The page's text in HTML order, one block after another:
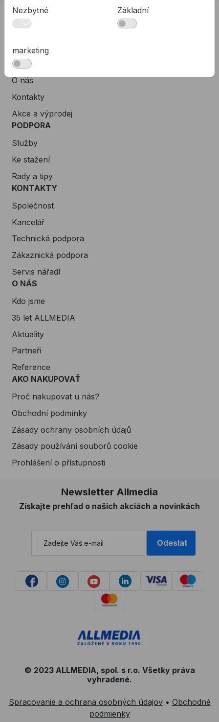
PRODUKTY
Produkty
Podpora
Řešení
O nás
Kontakty
Akce a výprodej
PODPORA
Služby
Ke stažení
Rady a tipy
KONTAKTY
Společnost
Kancelář
Technická podpora
Zákaznická podpora
Servis nářadí
O NÁS
Kdo jsme
35 let ALLMEDIA
Aktuality
Partneři
Reference
AKO NAKUPOVAŤ
Proč nakupovat u nás?
Obchodní podmínky
Zásady ochrany osobních údajů
Zásady používání souborů cookie
Prohlášení o přístupnosti
Newsletter Allmedia
Získajte prehľad o našich akciách a novinkách
Odeslat
© 2023 ALLMEDIA, spol. s r.o. Všetky práva
vyhradené.
Spracovanie a ochrana osobných údajov• Obchodné
podmienky
Nezbytné Základní
marketing